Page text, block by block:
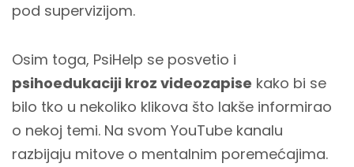
pod supervizijom.
Osim toga, PsiHelp se posvetio i
psihoedukaciji kroz videozapise kako bi se
bilo tko u nekoliko klikova što lakše informirao
o nekoj temi. Na svom YouTube kanalu
razbijaju mitove o mentalnim poremećajima.